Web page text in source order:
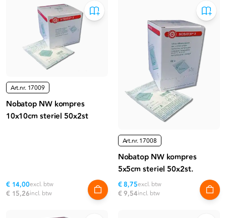
Art.nr. 17009
Nobatop NW kompres
10x10cm steriel 50x2st
€ 14,00excl. btw
€ 15,26incl. btw
Art.nr.17008
Nobatop NW kompres
5x5cm steriel 50x2st.
€ 8,75excl. btw
€ 9,54incl. btw